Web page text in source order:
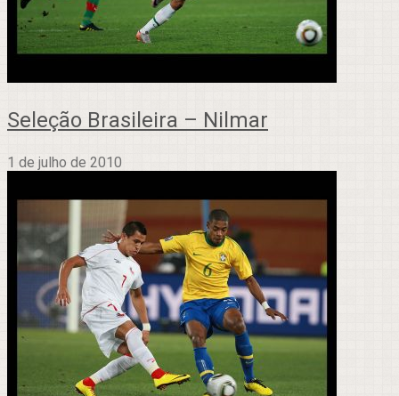
Seleção Brasileira – Nilmar
1 de julho de 2010